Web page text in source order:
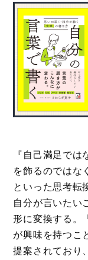
『自己満足で
を飾るのではな
といった思考転
自分が言いたい
形に変換する。
が興味を持つこ
提案されており